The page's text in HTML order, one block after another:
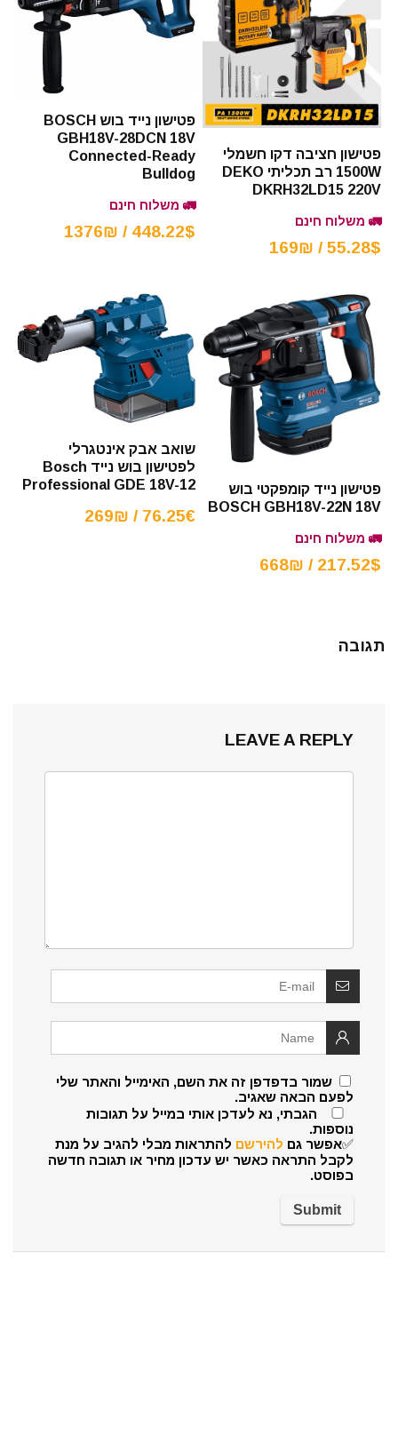
פטישון חציבה דקו חשמלי
1500W רב תכליתי DEKO
DKRH32LD15 220V
🚛 משלוח חינם
55.28$ / 169₪
פטישון נייד בוש BOSCH
GBH18V-28DCN 18V
Connected-Ready
Bulldog
🚛 משלוח חינם
448.22$ / 1376₪
פטישון נייד קומפקטי בוש
BOSCH GBH18V-22N 18V
🚛 משלוח חינם
217.52$ / 668₪
שואב אבק אינטגרלי
לפטישון בוש נייד Bosch
Professional GDE 18V-12
76.25€ / 269₪
תגובה
LEAVE A REPLY
שמור בדפדפן זה את השם, האימייל והאתר שלי
לפעם הבאה שאגיב.
הגבתי, נא לעדכן אותי במייל על תגובות
נוספות.
✅אפשר גם להירשם להתראות מבלי להגיב על מנת
לקבל התראה כאשר יש עדכון מחיר או תגובה חדשה
בפוסט.